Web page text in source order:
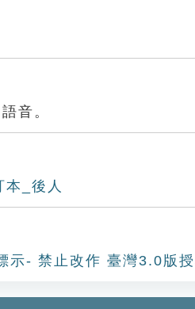
音。
本_後人
示- 禁止改作 臺灣3.0版